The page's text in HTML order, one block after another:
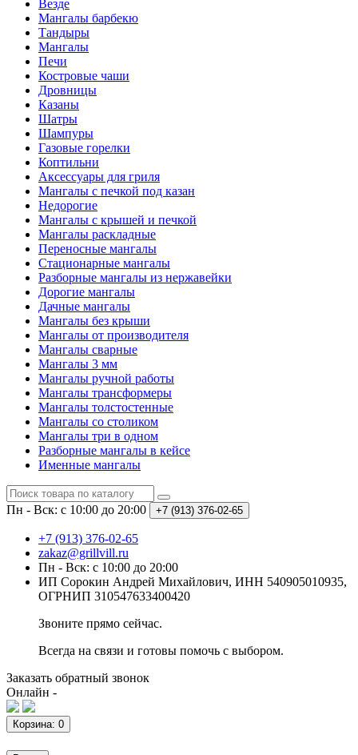
Везде
Мангалы барбекю
Тандыры
Мангалы
Печи
Костровые чаши
Дровницы
Казаны
Шатры
Шампуры
Газовые горелки
Коптильни
Аксессуары для гриля
Мангалы с печкой под казан
Недорогие
Мангалы с крышей и печкой
Мангалы раскладные
Переносные мангалы
Стационарные мангалы
Разборные мангалы из нержавейки
Дорогие мангалы
Дачные мангалы
Мангалы без крыши
Мангалы от производителя
Мангалы сварные
Мангалы 3 мм
Мангалы ручной работы
Мангалы трансформеры
Мангалы толстостенные
Мангалы со столиком
Мангалы три в одном
Разборные мангалы в кейсе
Именные мангалы
Пн - Вск: с 10:00 до 20:00 +7 (913) 376-02-65
+7 (913) 376-02-65
zakaz@grillvill.ru
Пн - Вск: с 10:00 до 20:00
ИП Сорокин Андрей Михайлович, ИНН 540905010935,
ОГРНИП 310547633400420
Звоните прямо сейчас.
Всегда на связи и готовы помочь с выбором.
Заказать обратный звонок
Онлайн -
Корзина: 0